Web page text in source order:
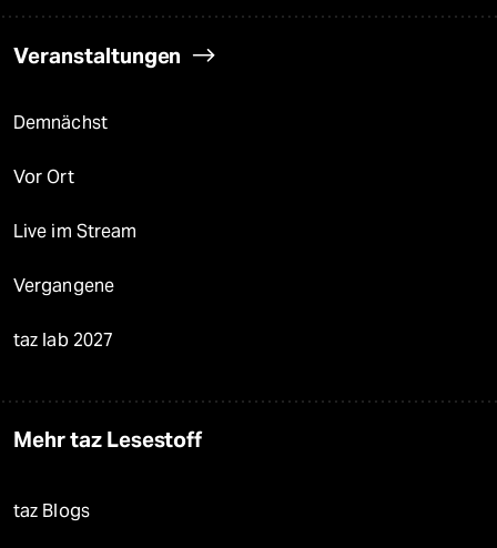
Veranstaltungen
Demnächst
Vor Ort
Live im Stream
Vergangene
taz lab 2027
Mehr taz Lesestoff
taz Blogs